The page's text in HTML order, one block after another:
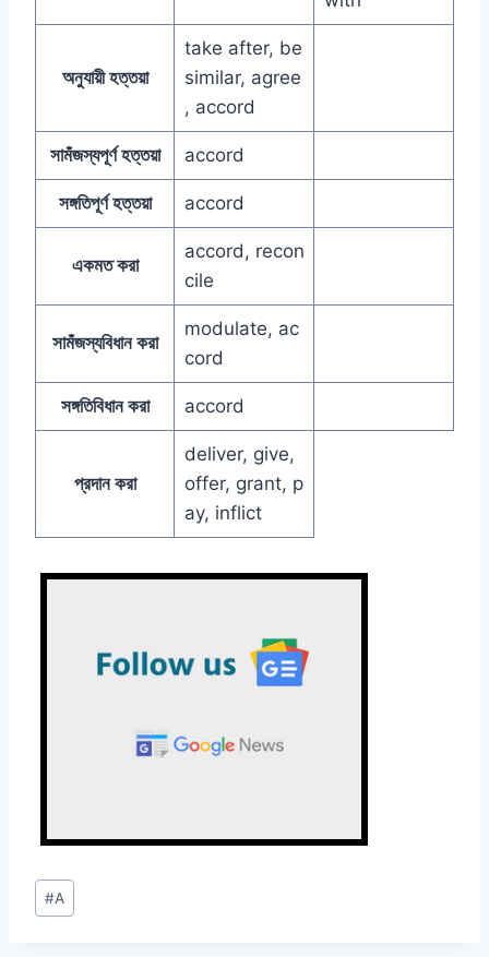
অনুযায়ী হত্তয়া
take after, be
similar, agree
, accord
সামঁজস্যপূর্ণ হত্তয়া accord
সঙ্গতিপূর্ণ হত্তয়া accord
একমত করা
accord, recon
cile
সামঁজস্যবিধান করা
modulate, ac
cord
সঙ্গতিবিধান করা accord
প্রদান করা
deliver, give,
offer, grant, p
ay, inflict
Post
Tags:
#A